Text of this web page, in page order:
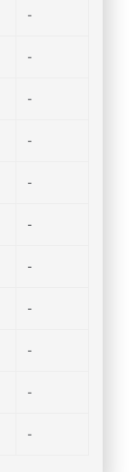
-
-
-
-
-
-
-
-
-
-
-